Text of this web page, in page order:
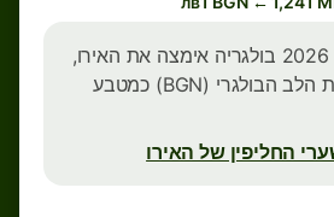
ב-1 בינואר 2026 בולגריה אימצה את האירו,
והחליפה את הלב הבולגרי (BGN) כמטבע
החליפין של האירו